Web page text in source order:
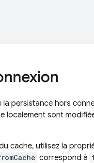
la persistance hors
localement sont
cache, utilisez la
correspond à